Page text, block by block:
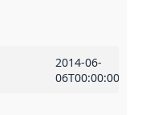
2014-06-
06T00:00:00Z